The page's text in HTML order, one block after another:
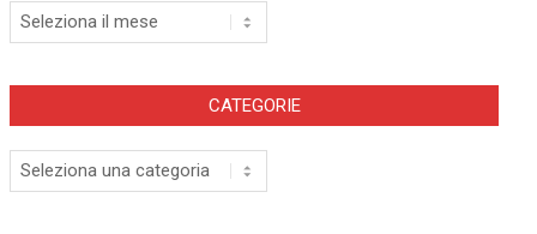
Archivi
CATEGORIE
Categorie